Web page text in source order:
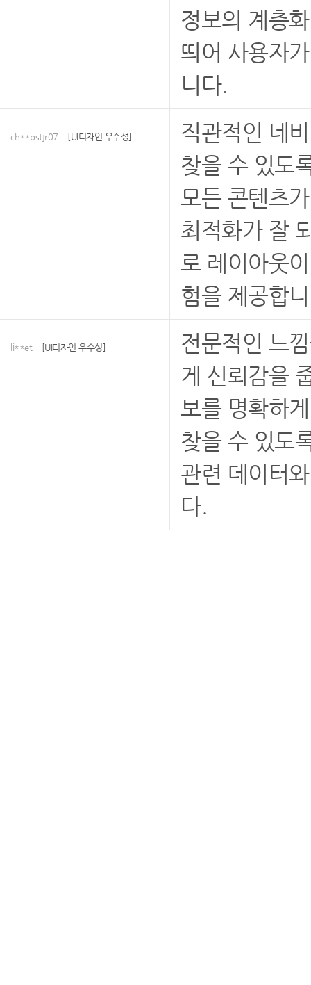
정보의 계층
띄어 사용자
니다.
ch**bstjr07 [UI디자인 우수성]
직관적인 네
찾을 수 있도
모든 콘텐츠
최적화가 잘
로 레이아웃
험을 제공합
li**et [UI디자인 우수성]
전문적인 느
게 신뢰감을
보를 명확하
찾을 수 있도
관련 데이터
다.